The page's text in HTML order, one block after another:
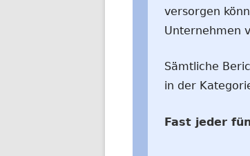
versorgen
Unternehmen
Sämtliche
in der
Fast jeder